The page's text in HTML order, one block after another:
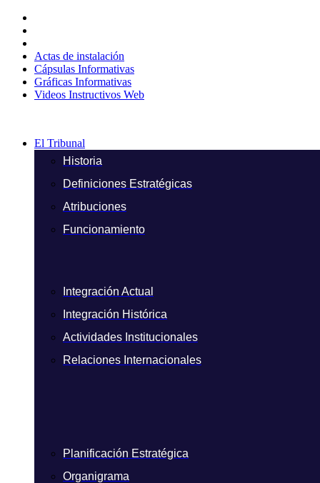
contenido
Actas de instalación
Cápsulas Informativas
Gráficas Informativas
Videos Instructivos Web
El Tribunal
Historia
Definiciones Estratégicas
Atribuciones
Funcionamiento
Integración Actual
Integración Histórica
Actividades Institucionales
Relaciones Internacionales
Planificación Estratégica
Organigrama